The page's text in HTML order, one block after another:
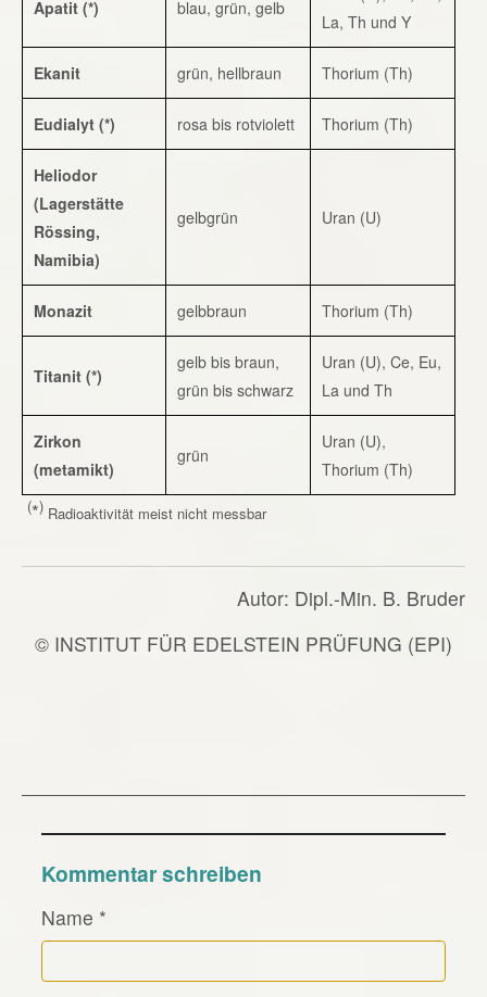
Apatit (*) blau, grün, gelb
La, Th und Y
Ekanit grün, hellbraun Thorium (Th)
Eudialyt (*) rosa bis rotviolett Thorium (Th)
Heliodor
(Lagerstätte
Rössing,
Namibia)
gelbgrün Uran (U)
Monazit gelbbraun Thorium (Th)
Titanit (*)
gelb bis braun,
grün bis schwarz
Uran (U), Ce, Eu,
La und Th
Zirkon
(metamikt)
grün
Uran (U),
Thorium (Th)
(*) Radioaktivität meist nicht messbar
Autor: Dipl.-Min. B. Bruder
© INSTITUT FÜR EDELSTEIN PRÜFUNG (EPI)
Kommentar schreiben
Name *